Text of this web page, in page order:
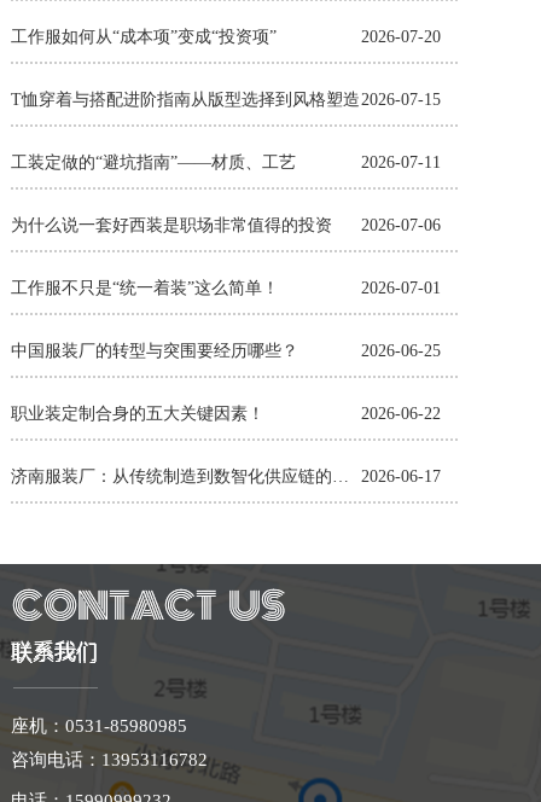
工作服如何从“成本项”变成“投资项” 2026-07-20
T恤穿着与搭配进阶指南从版型选择到风格塑造2026-07-15
工装定做的“避坑指南”——材质、工艺 2026-07-11
为什么说一套好西装是职场非常值得的投资 2026-07-06
工作服不只是“统一着装”这么简单！ 2026-07-01
中国服装厂的转型与突围要经历哪些？ 2026-06-25
职业装定制合身的五大关键因素！ 2026-06-22
济南服装厂：从传统制造到数智化供应链的蜕变 2026-06-17
联系我们
座机：0531-85980985
咨询电话： 13953116782